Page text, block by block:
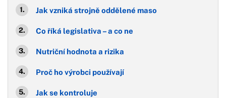
Jak vzniká strojně oddělené maso
Co říká legislativa – a co ne
Nutriční hodnota a rizika
Proč ho výrobci používají
Jak se kontroluje